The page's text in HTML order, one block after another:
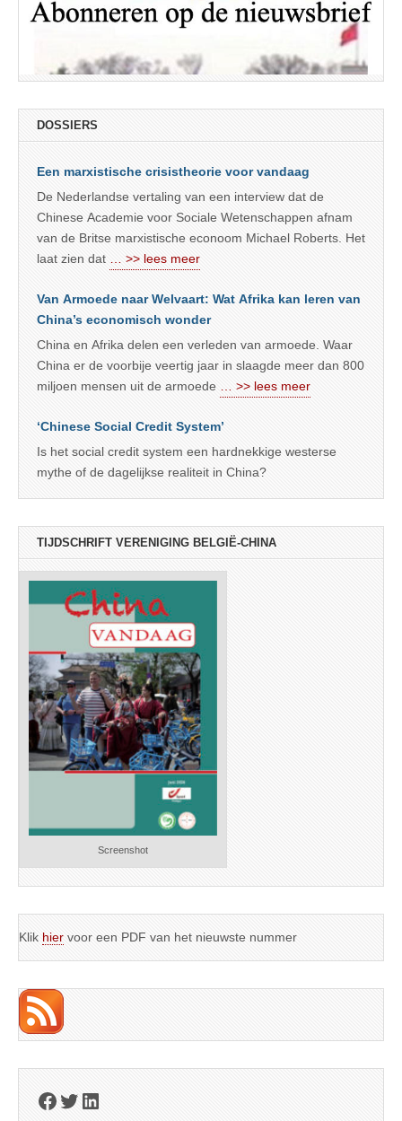
DOSSIERS
Een marxistische crisistheorie voor vandaag
De Nederlandse vertaling van een interview dat de
Chinese Academie voor Sociale Wetenschappen afnam
van de Britse marxistische econoom Michael Roberts. Het
laat zien dat
… >> lees meer
Van Armoede naar Welvaart: Wat Afrika kan leren van
China’s economisch wonder
China en Afrika delen een verleden van armoede. Waar
China er de voorbije veertig jaar in slaagde meer dan 800
miljoen mensen uit de armoede
… >> lees meer
‘Chinese Social Credit System’
Is het social credit system een hardnekkige westerse
mythe of de dagelijkse realiteit in China?
TIJDSCHRIFT VERENIGING BELGIË-CHINA
Screenshot
Klik hier voor een PDF van het nieuwste nummer
Facebook
Twitter
LinkedIn